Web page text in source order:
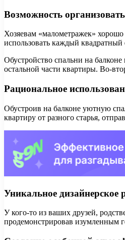
Возможность
Хозяевам «малометражек»
использовать каждый квадратный
Обустройство спальни на
остальной части квартиры. Во-
Рациональное
Обустроив на балконе уютную
квартиру от разного старья,
Уникальное дизайнерское
У кого-то из ваших друзей,
продемонстрировав изумленным